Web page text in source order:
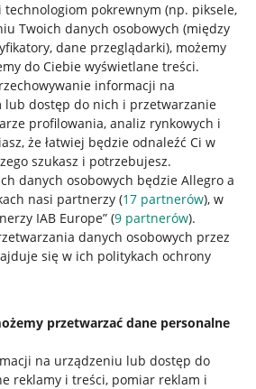
technologiom pokrewnym (np. piksele,
Twoich danych osobowych (między
dane przeglądarki), możemy
do Ciebie wyświetlane treści.
informacji na
lub dostęp do nich i przetwarzanie
profilowania, analiz rynkowych i
że łatwiej będzie odnaleźć Ci w
szukasz i potrzebujesz.
danych osobowych będzie Allegro a
nasi partnerzy (17 partnerów), w
IAB Europe” (9 partnerów).
danych osobowych przez
się w ich politykach ochrony
przetwarzać dane personalne
na urządzeniu lub dostęp do
reklamy i treści, pomiar reklam i